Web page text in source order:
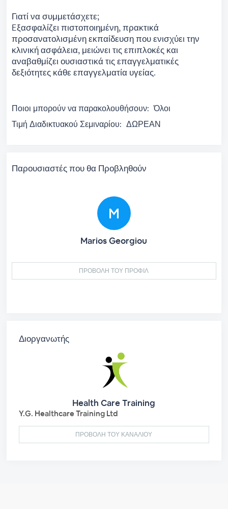
Γιατί να συμμετάσχετε;
Eξασφαλίζει πιστοποιημένη, πρακτικά
προσανατολισμένη εκπαίδευση που ενισχύει την
κλινική ασφάλεια, μειώνει τις επιπλοκές και
αναβαθμίζει ουσιαστικά τις επαγγελματικές
δεξιότητες κάθε επαγγελματία υγείας.
Ποιοι μπορούν να παρακολουθήσουν: Όλοι
Τιμή Διαδικτυακού Σεμιναρίου: ΔΩΡΕΑΝ
Παρουσιαστές που θα Προβληθούν
Marios Georgiou
ΠΡΟΒΟΛΗ ΤΟΥ ΠΡΟΦΙΛ
Διοργανωτής
Health Care Training
Y.G. Healthcare Training Ltd
ΠΡΟΒΟΛΗ ΤΟΥ ΚΑΝΑΛΙΟΥ